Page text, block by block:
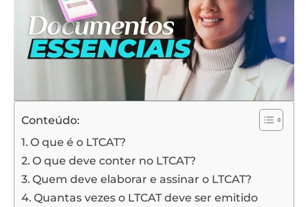
Conteúdo:
O que é o LTCAT?
O que deve conter no LTCAT?
Quem deve elaborar e assinar o LTCAT?
Quantas vezes o LTCAT deve ser emitido